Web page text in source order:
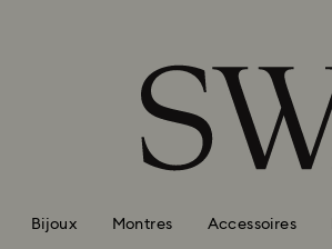
Bijoux Montres Accessoires